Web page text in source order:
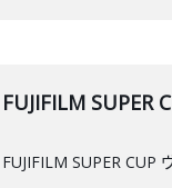
FUJIFILM
FUJIFILM SUPER